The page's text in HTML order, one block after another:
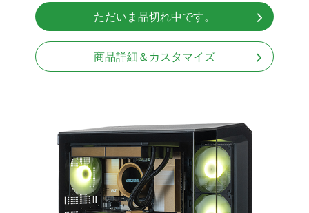
無線LAN Bluetooth対応
Windows11 Home 64bit
ただいま品切れ中です。
商品詳細＆カスタマイズ